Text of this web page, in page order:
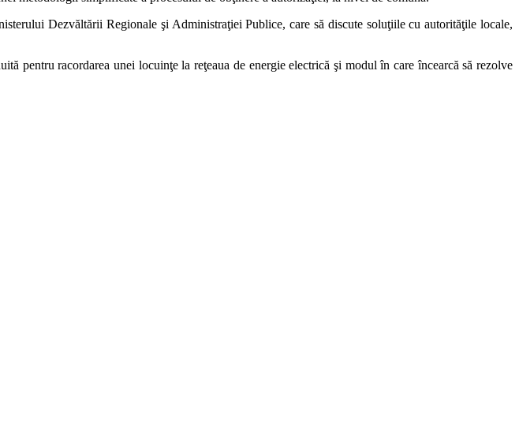
Dezvăltării Regionale şi Administraţiei Publice, care să discute soluţiile cu autorităţile locale,
pentru racordarea unei locuinţe la reţeaua de energie electrică şi modul în care încearcă să rezolve